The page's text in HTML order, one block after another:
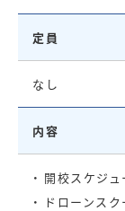
定員
なし
内容
・ 開校スケジ
・ ドローンス